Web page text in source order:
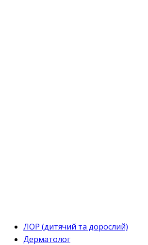
ЛОР (дитячий та дорослий)
Дерматолог